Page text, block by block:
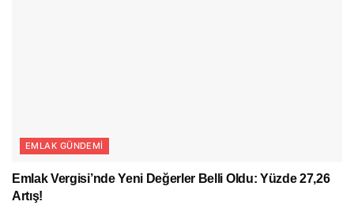
EMLAK GÜNDEMI
Emlak Vergisi’nde Yeni Değerler Belli Oldu: Yüzde 27,26
Artış!